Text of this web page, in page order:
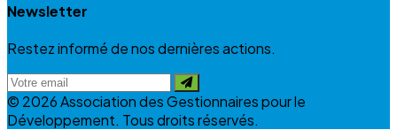
Newsletter
Restez informé de nos dernières actions.
© 2026 Association des Gestionnaires pour le
Développement. Tous droits réservés.